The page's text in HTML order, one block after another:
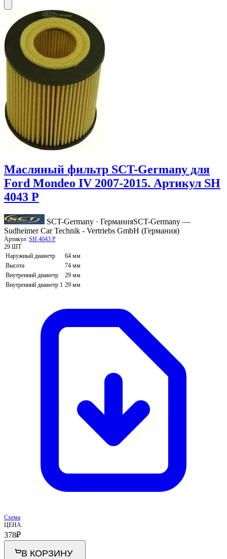
Масляный фильтр SCT-Germany для
Ford Mondeo IV 2007-2015. Артикул SH
4043 P
SCT-Germany · ГерманияSCT-Germany —
Sudheimer Car Technik - Vertriebs GmbH (Германия)
Артикул: SH 4043 P
29 ШТ
Наружный диаметр
64 мм
Высота
74 мм
Внутренний диаметр
29 мм
Внутренний диаметр 1 29 мм
Схема
ЦЕНА
378₽
В КОРЗИНУ